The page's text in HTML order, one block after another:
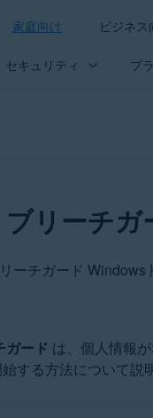
家庭向け ビジネス
セキュリティ プ
リーチガ
ーチガード
チガード 23.x Windows
ガード は、個人情報
する方法について説